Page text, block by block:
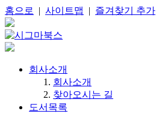
홈으로 | 사이트맵 | 즐겨찾기 추가
회사소개
회사소개
찾아오시는 길
도서목록